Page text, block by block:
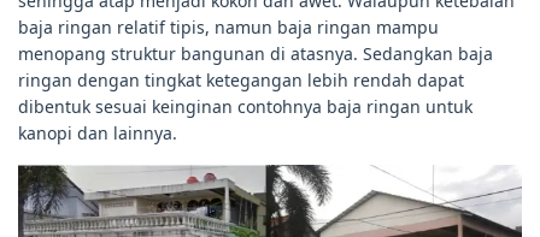
baja ringan relatif tipis, namun baja ringan mampu
menopang struktur bangunan di atasnya. Sedangkan baja
ringan dengan tingkat ketegangan lebih rendah dapat
dibentuk sesuai keinginan contohnya baja ringan untuk
kanopi dan lainnya.